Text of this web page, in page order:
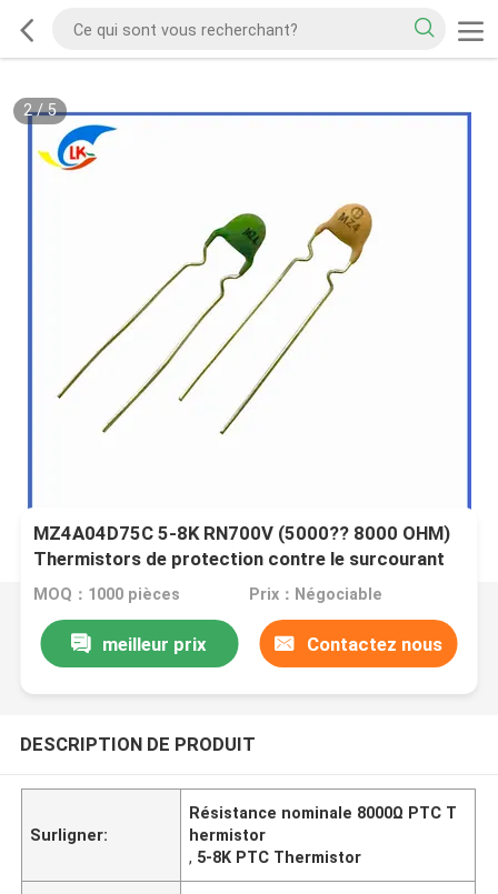
2/5
MZ4A04D75C 5-8K RN700V (5000?? 8000 OHM)
Thermistors de protection contre le surcourant
PTC
MOQ：1000 pièces Prix：Négociable
meilleur prix Contactez nous
DESCRIPTION DE PRODUIT
Surligner:
Résistance nominale 8000Ω PTC T
hermistor
, 5-8K PTC Thermistor